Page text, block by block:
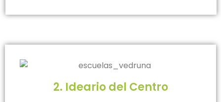
2. Ideario del Centro